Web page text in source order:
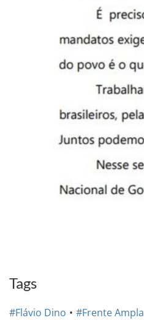
Tags
#Flávio Dino #Frente Ampla